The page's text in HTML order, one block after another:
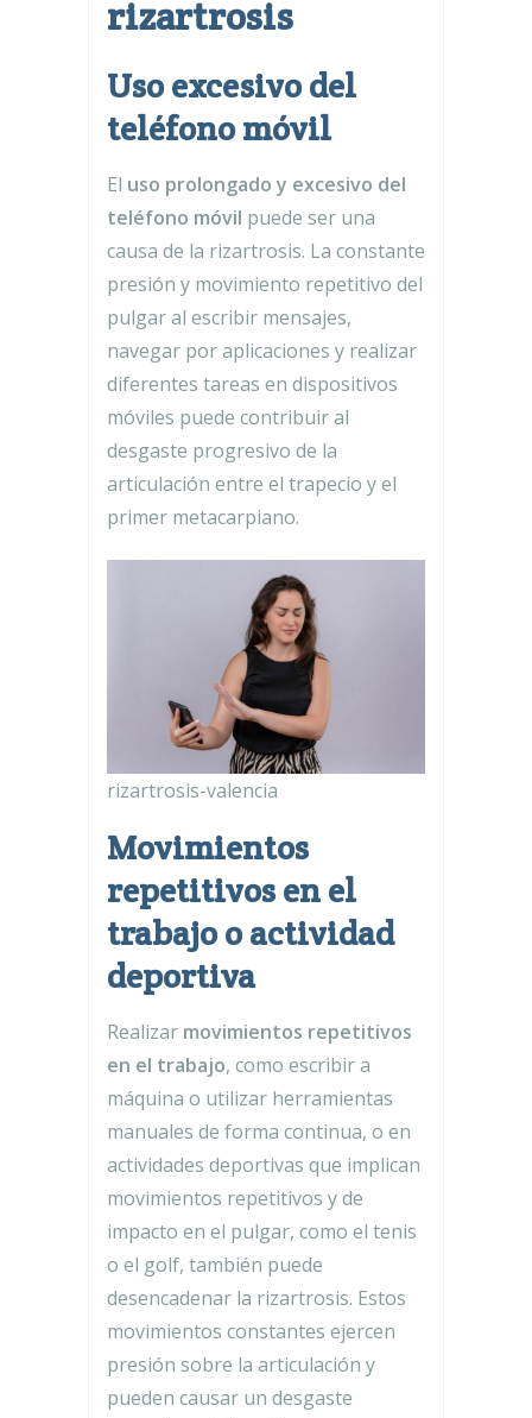
rizartrosis
Uso excesivo del
teléfono móvil
El uso prolongado y excesivo del
teléfono móvil puede ser una
causa de la rizartrosis. La constante
presión y movimiento repetitivo del
pulgar al escribir mensajes,
navegar por aplicaciones y realizar
diferentes tareas en dispositivos
móviles puede contribuir al
desgaste progresivo de la
articulación entre el trapecio y el
primer metacarpiano.
rizartrosis-valencia
Movimientos
repetitivos en el
trabajo o actividad
deportiva
Realizar movimientos repetitivos
en el trabajo, como escribir a
máquina o utilizar herramientas
manuales de forma continua, o en
actividades deportivas que implican
movimientos repetitivos y de
impacto en el pulgar, como el tenis
o el golf, también puede
desencadenar la rizartrosis. Estos
movimientos constantes ejercen
presión sobre la articulación y
pueden causar un desgaste